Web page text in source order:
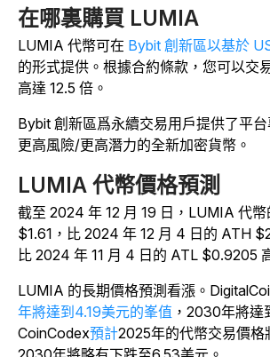
在哪裏購買 LUMIA
LUMIA 代幣可在 Bybit 創新區以基於
的形式提供。根據合約條款，您可以交
高達 12.5 倍。
Bybit 創新區爲永續交易用戶提供了平
更高風險/更高潛力的全新加密貨幣。
LUMIA 代幣價格預測
截至 2024 年 12 月 19 日，LUMIA 代
$1.61，比 2024 年 12 月 4 日的 ATH
比 2024 年 11 月 4 日的 ATL $0.9205
LUMIA 的長期價格預測看漲。
年將達到4.19美元的峯值 ，2030年將達
CoinCodex預計2025年的代幣交易價格